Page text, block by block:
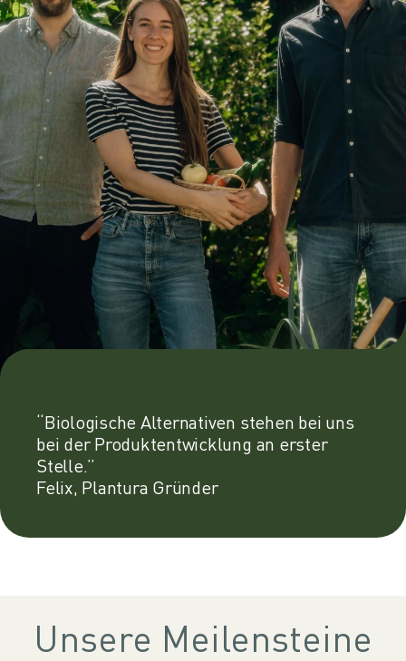
“Biologische Alternativen stehen bei uns
bei der Produktentwicklung an erster
Stelle.”
Felix, Plantura Gründer
Unsere Meilensteine